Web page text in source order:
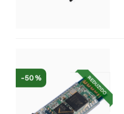
REDUZIDO
-50 %